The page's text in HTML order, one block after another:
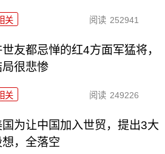
关 阅读 252941
友都忌惮的红4方面军猛将，
局很悲惨
关 阅读 249226
国为让中国加入世贸，提出3大
想，全落空